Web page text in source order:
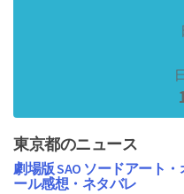
東京都のニュース
劇場版 SAO ソードアート
ール感想・ネタバレ